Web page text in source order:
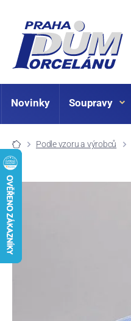
Novinky Soupravy
Podle vzoru a výrobců